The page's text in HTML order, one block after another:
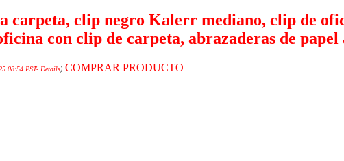
carpeta, clip negro Kalerr mediano, clip de
con clip de carpeta, abrazaderas de papel
08:54 PST- Details) COMPRAR PRODUCTO